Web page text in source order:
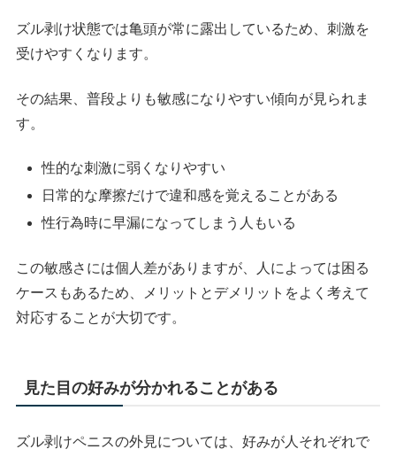
ズル剥け状態では亀頭が常に露出しているため、刺激を
受けやすくなります。
その結果、普段よりも敏感になりやすい傾向が見られま
す。
性的な刺激に弱くなりやすい
日常的な摩擦だけで違和感を覚えることがある
性行為時に早漏になってしまう人もいる
この敏感さには個人差がありますが、人によっては困る
ケースもあるため、メリットとデメリットをよく考えて
対応することが大切です。
見た目の好みが分かれることがある
ズル剥けペニスの外見については、好みが人それぞれで